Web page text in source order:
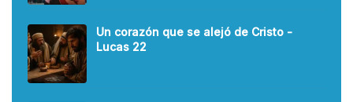
Un corazón que se alejó de Cristo -
Lucas 22